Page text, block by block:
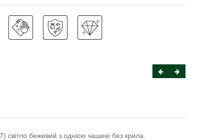
світло бежевий з однією чашею без крила.